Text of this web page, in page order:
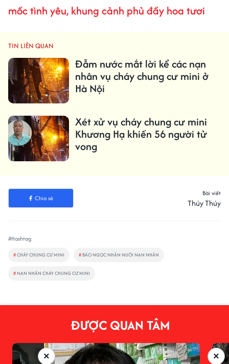
mốc tình yêu, khung cảnh phủ đầy hoa tươi
TIN LIÊN QUAN
Đẫm nước mắt lời kể các nạn
nhân vụ cháy chung cư mini ở
Hà Nội
Xét xử vụ cháy chung cư mini
Khương Hạ khiến 56 người tử
vong
Chia sẻ
Bài viết
Thúy Thúy
#Hashtag
#CHÁY CHUNG CƯ MINI # BẢO NGỌC NHẬN NUÔI NẠN NHÂN
# NẠN NHÂN CHÁY CHUNG CƯ MINI
ĐƯỢC QUAN TÂM
×
×